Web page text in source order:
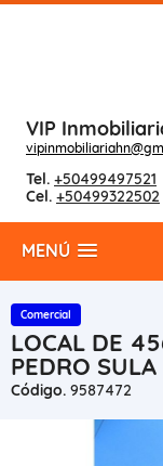
VIP
Tel. +50499497521
Cel. +50499322502
MENÚ
Comercial
LOCAL DE
PEDRO SULA
Código. 9587472